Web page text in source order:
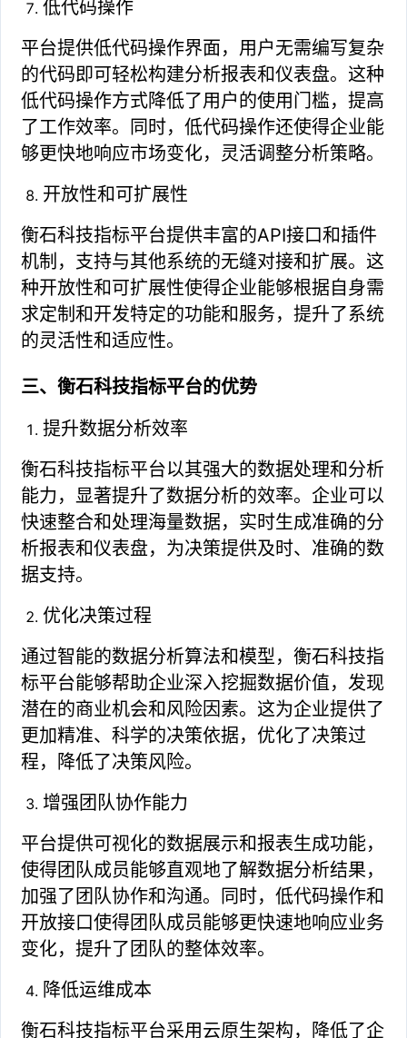
低代码操作
平台提供低代码操作界面，用户无需编写复杂
的代码即可轻松构建分析报表和仪表盘。这种
低代码操作方式降低了用户的使用门槛，提高
了工作效率。同时，低代码操作还使得企业能
够更快地响应市场变化，灵活调整分析策略。
开放性和可扩展性
衡石科技指标平台提供丰富的API接口和插件
机制，支持与其他系统的无缝对接和扩展。这
种开放性和可扩展性使得企业能够根据自身需
求定制和开发特定的功能和服务，提升了系统
的灵活性和适应性。
三、衡石科技指标平台的优势
提升数据分析效率
衡石科技指标平台以其强大的数据处理和分析
能力，显著提升了数据分析的效率。企业可以
快速整合和处理海量数据，实时生成准确的分
析报表和仪表盘，为决策提供及时、准确的数
据支持。
优化决策过程
通过智能的数据分析算法和模型，衡石科技指
标平台能够帮助企业深入挖掘数据价值，发现
潜在的商业机会和风险因素。这为企业提供了
更加精准、科学的决策依据，优化了决策过
程，降低了决策风险。
增强团队协作能力
平台提供可视化的数据展示和报表生成功能，
使得团队成员能够直观地了解数据分析结果，
加强了团队协作和沟通。同时，低代码操作和
开放接口使得团队成员能够更快速地响应业务
变化，提升了团队的整体效率。
降低运维成本
衡石科技指标平台采用云原生架构，降低了企